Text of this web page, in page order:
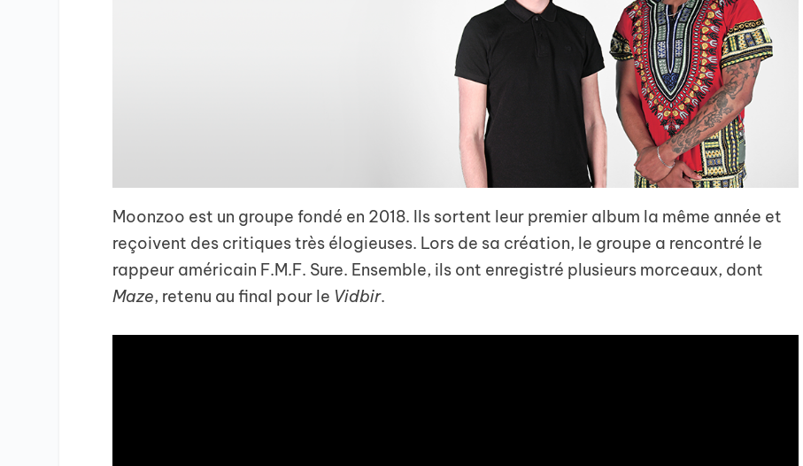
Moonzoo est un groupe fondé en 2018. Ils sortent leur premier album la même année et
reçoivent des critiques très élogieuses. Lors de sa création, le groupe a rencontré le
rappeur américain F.M.F. Sure. Ensemble, ils ont enregistré plusieurs morceaux, dont
Maze, retenu au final pour le Vidbir.